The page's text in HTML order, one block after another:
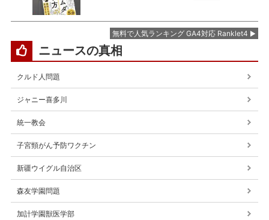
無料で人気ランキング GA4対応 Ranklet4
ニュースの真相
クルド人問題
ジャニー喜多川
統一教会
子宮頸がん予防ワクチン
新疆ウイグル自治区
森友学園問題
加計学園獣医学部